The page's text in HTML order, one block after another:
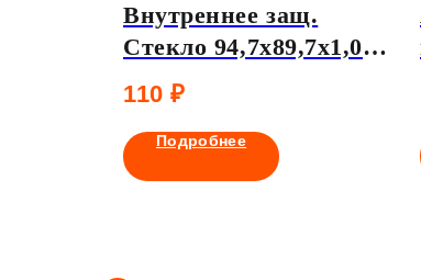
Внутреннее защ.
Стекло 94,7х89,7х1,0
для ADF820S
110 ₽
Подробнее